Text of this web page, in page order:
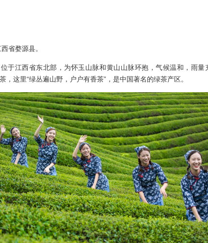
省婺源县。
江西省东北部，为怀玉山脉和黄山山脉环抱，气候温和，雨量
这里“绿丛遍山野，户户有香茶”，是中国著名的绿茶产区。